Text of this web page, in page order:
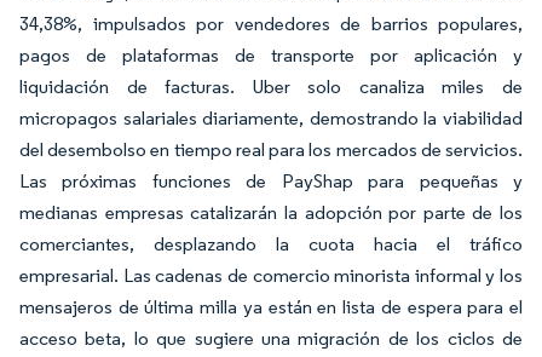
34,38%, impulsados por vendedores de barrios populares,
pagos de plataformas de transporte por aplicación y
liquidación de facturas. Uber solo canaliza miles de
micropagos salariales diariamente, demostrando la viabilidad
del desembolso en tiempo real para los mercados de servicios.
Las próximas funciones de PayShap para pequeñas y
medianas empresas catalizarán la adopción por parte de los
comerciantes, desplazando la cuota hacia el tráfico
empresarial. Las cadenas de comercio minorista informal y los
mensajeros de última milla ya están en lista de espera para el
acceso beta, lo que sugiere una migración de los ciclos de